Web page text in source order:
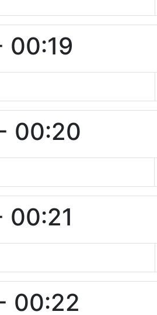
00:19
00:20
00:21
00:22